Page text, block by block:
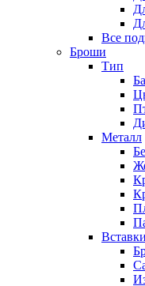
Все
Броши
Тип
Металл
Вставки